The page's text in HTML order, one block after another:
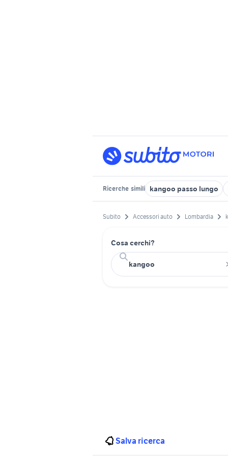
Ricerche simili kangoo passo lungo
Subito Accessori auto Lombardia
Cosa cerchi?
Salva ricerca